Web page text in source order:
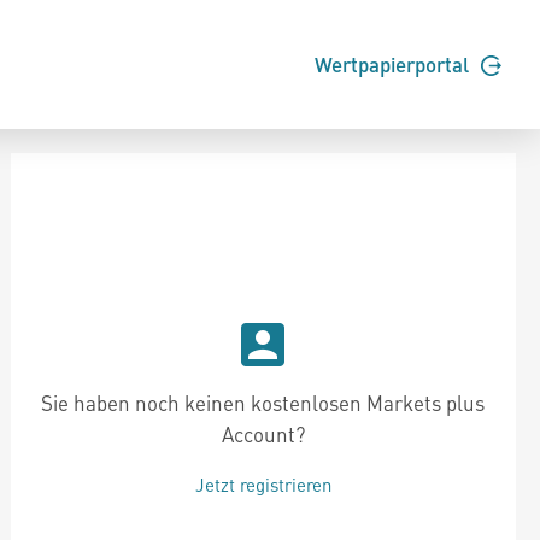
Wertpapierportal
Sie haben noch keinen kostenlosen Markets plus
Account?
Jetzt registrieren